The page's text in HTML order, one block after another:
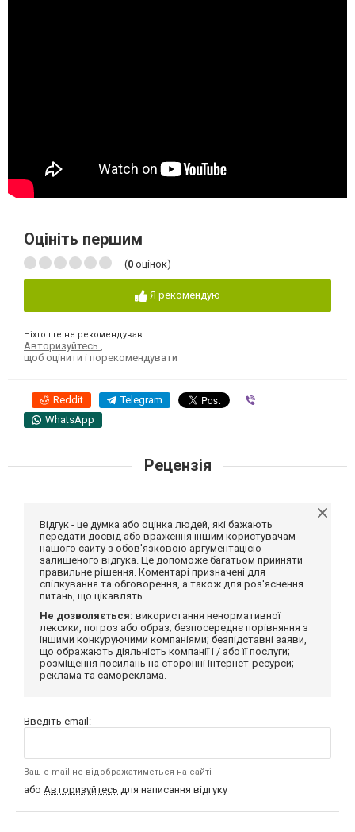
Оцініть першим
(0 оцінок)
Я рекомендую
Ніхто ще не рекомендував
Авторизуйтесь
щоб оцінити і порекомендувати
Reddit Telegram
WhatsApp
Рецензія
Відгук - це думка або оцінка людей, які бажають
передати досвід або враження іншим користувачам
нашого сайту з обов'язковою аргументацією
залишеного відгука. Це допоможе багатьом прийняти
правильне рішення. Коментарі призначені для
спілкування та обговорення, а також для роз'яснення
питань, що цікавлять.
Не дозволяється: використання ненормативної
лексики, погроз або образ; безпосереднє порівняння з
іншими конкуруючими компаніями; безпідставні заяви,
що ображають діяльність компанії і / або її послуги;
розміщення посилань на сторонні інтернет-ресурси;
реклама та самореклама.
Введіть email:
Ваш e-mail не відображатиметься на сайті
або Авторизуйтесь для написання відгуку